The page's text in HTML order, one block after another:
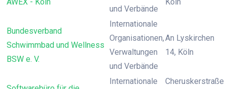
und Verbände
Bundesverband
Schwimmbad und Wellness
BSW e. V.
Internationale
Organisationen,
Verwaltungen
und Verbände
An Lyskirchen
14, Köln
Internationale
Cheruskerstraße